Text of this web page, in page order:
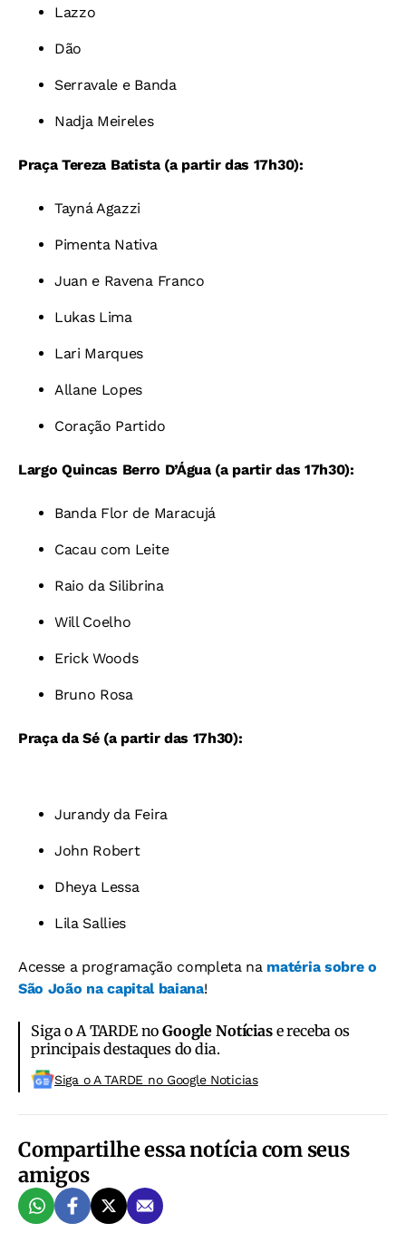
Lazzo
Dão
Serravale e Banda
Nadja Meireles
Praça Tereza Batista (a partir das 17h30):
Tayná Agazzi
Pimenta Nativa
Juan e Ravena Franco
Lukas Lima
Lari Marques
Allane Lopes
Coração Partido
Largo Quincas Berro D’Água (a partir das 17h30):
Banda Flor de Maracujá
Cacau com Leite
Raio da Silibrina
Will Coelho
Erick Woods
Bruno Rosa
Praça da Sé (a partir das 17h30):
Jurandy da Feira
John Robert
Dheya Lessa
Lila Sallies
Acesse a programação completa na matéria sobre o
São João na capital baiana!
Siga o A TARDE noGoogle Notíciase receba os
principais destaques do dia.
Siga o A TARDE no Google Noticias
Compartilhe essa notícia com seus
amigos